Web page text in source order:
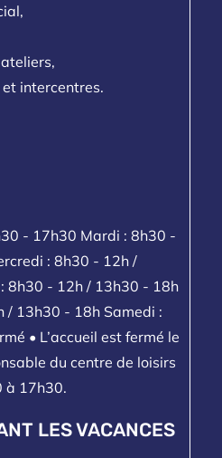
intercentres.
- 17h30 Mardi : 8h30 -
: 8h30 - 12h /
8h30 - 12h / 13h30 - 18h
/ 13h30 - 18h Samedi :
• L’accueil est fermé le
du centre de loisirs
à 17h30.
LES VACANCES